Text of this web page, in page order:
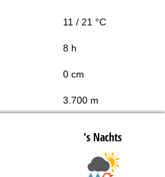
11 / 21 °C
8 h
0 cm
3.700 m
's Nachts